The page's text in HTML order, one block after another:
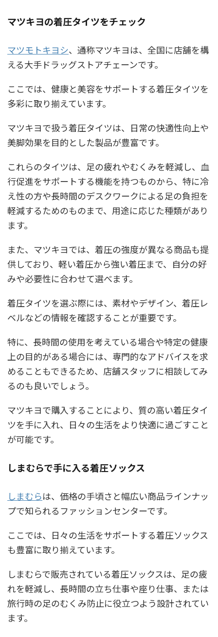
マツキヨの着圧タイツをチェック
マツモトキヨシ、通称マツキヨは、全国に店舗を構
える大手ドラッグストアチェーンです。
ここでは、健康と美容をサポートする着圧タイツを
多彩に取り揃えています。
マツキヨで扱う着圧タイツは、日常の快適性向上や
美脚効果を目的とした製品が豊富です。
これらのタイツは、足の疲れやむくみを軽減し、血
行促進をサポートする機能を持つものから、特に冷
え性の方や長時間のデスクワークによる足の負担を
軽減するためのものまで、用途に応じた種類があり
ます。
また、マツキヨでは、着圧の強度が異なる商品も提
供しており、軽い着圧から強い着圧まで、自分の好
みや必要性に合わせて選べます。
着圧タイツを選ぶ際には、素材やデザイン、着圧レ
ベルなどの情報を確認することが重要です。
特に、長時間の使用を考えている場合や特定の健康
上の目的がある場合には、専門的なアドバイスを求
めることもできるため、店舗スタッフに相談してみ
るのも良いでしょう。
マツキヨで購入することにより、質の高い着圧タイ
ツを手に入れ、日々の生活をより快適に過ごすこと
が可能です。
しまむらで手に入る着圧ソックス
しまむらは、価格の手頃さと幅広い商品ラインナッ
プで知られるファッションセンターです。
ここでは、日々の生活をサポートする着圧ソックス
も豊富に取り揃えています。
しまむらで販売されている着圧ソックスは、足の疲
れを軽減し、長時間の立ち仕事や座り仕事、または
旅行時の足のむくみ防止に役立つよう設計されてい
ます。